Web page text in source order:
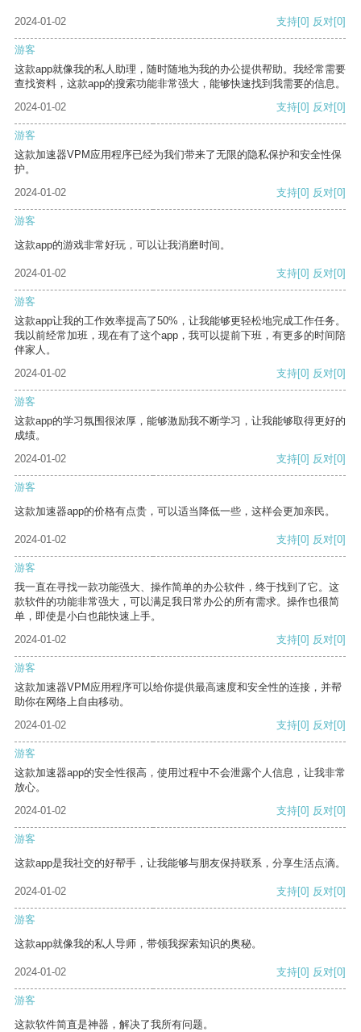
2024-01-02 支持[0] 反对[0]
游客
这款app就像我的私人助理，随时随地为我的办公提供帮助。我经常需要
查找资料，这款app的搜索功能非常强大，能够快速找到我需要的信息。
2024-01-02
支持[0] 反对[0]
游客
这款加速器VPM应用程序已经为我们带来了无限的隐私保护和安全性保
护。
2024-01-02
支持[0] 反对[0]
游客
这款app的游戏非常好玩，可以让我消磨时间。
2024-01-02 支持[0] 反对[0]
游客
这款app让我的工作效率提高了50%，让我能够更轻松地完成工作任务。
我以前经常加班，现在有了这个app，我可以提前下班，有更多的时间陪
伴家人。
2024-01-02
支持[0] 反对[0]
游客
这款app的学习氛围很浓厚，能够激励我不断学习，让我能够取得更好的
成绩。
2024-01-02
支持[0] 反对[0]
游客
这款加速器app的价格有点贵，可以适当降低一些，这样会更加亲民。
2024-01-02 支持[0] 反对[0]
游客
我一直在寻找一款功能强大、操作简单的办公软件，终于找到了它。这
款软件的功能非常强大，可以满足我日常办公的所有需求。操作也很简
单，即使是小白也能快速上手。
2024-01-02
支持[0] 反对[0]
游客
这款加速器VPM应用程序可以给你提供最高速度和安全性的连接，并帮
助你在网络上自由移动。
2024-01-02
支持[0] 反对[0]
游客
这款加速器app的安全性很高，使用过程中不会泄露个人信息，让我非常
放心。
2024-01-02
支持[0] 反对[0]
游客
这款app是我社交的好帮手，让我能够与朋友保持联系，分享生活点滴。
2024-01-02 支持[0] 反对[0]
游客
这款app就像我的私人导师，带领我探索知识的奥秘。
2024-01-02 支持[0] 反对[0]
游客
这款软件简直是神器，解决了我所有问题。